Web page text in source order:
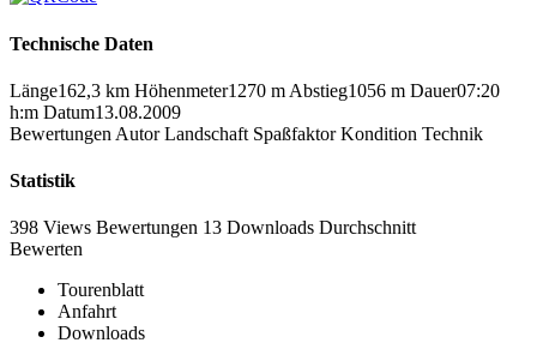
Technische Daten
Länge162,3 km Höhenmeter1270 m Abstieg1056 m Dauer07:20
h:m Datum13.08.2009
Bewertungen Autor Landschaft Spaßfaktor Kondition Technik
Statistik
398 Views Bewertungen 13 Downloads Durchschnitt
Bewerten
Tourenblatt
Anfahrt
Downloads